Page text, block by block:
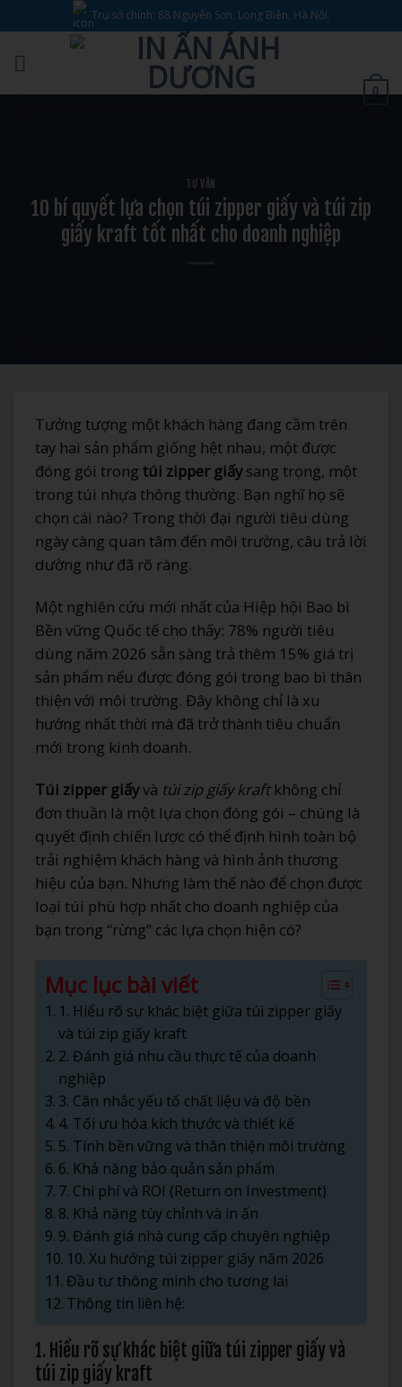
qua
nội
dung
Trụ sở chính: 88 Nguyễn Sơn, Long Biên, Hà Nội.
0
TƯ VẤN
10 bí quyết lựa chọn túi zipper giấy và túi zip
giấy kraft tốt nhất cho doanh nghiệp
Tưởng tượng một khách hàng đang cầm trên
tay hai sản phẩm giống hệt nhau, một được
đóng gói trong túi zipper giấysang trọng, một
trong túi nhựa thông thường. Bạn nghĩ họ sẽ
chọn cái nào? Trong thời đại người tiêu dùng
ngày càng quan tâm đến môi trường, câu trả lời
dường như đã rõ ràng.
Một nghiên cứu mới nhất của Hiệp hội Bao bì
Bền vững Quốc tế cho thấy: 78% người tiêu
dùng năm 2026 sẵn sàng trả thêm 15% giá trị
sản phẩm nếu được đóng gói trong bao bì thân
thiện với môi trường. Đây không chỉ là xu
hướng nhất thời mà đã trở thành tiêu chuẩn
mới trong kinh doanh.
Túi zipper giấyvà túi zip giấy kraftkhông chỉ
đơn thuần là một lựa chọn đóng gói – chúng là
quyết định chiến lược có thể định hình toàn bộ
trải nghiệm khách hàng và hình ảnh thương
hiệu của bạn. Nhưng làm thế nào để chọn được
loại túi phù hợp nhất cho doanh nghiệp của
bạn trong “rừng” các lựa chọn hiện có?
Mục lục bài viết
1. Hiểu rõ sự khác biệt giữa túi zipper giấy
và túi zip giấy kraft
2. Đánh giá nhu cầu thực tế của doanh
nghiệp
3. Cân nhắc yếu tố chất liệu và độ bền
4. Tối ưu hóa kích thước và thiết kế
5. Tính bền vững và thân thiện môi trường
6. Khả năng bảo quản sản phẩm
7. Chi phí và ROI (Return on Investment)
8. Khả năng tùy chỉnh và in ấn
9. Đánh giá nhà cung cấp chuyên nghiệp
10. Xu hướng túi zipper giấy năm 2026
Đầu tư thông minh cho tương lai
Thông tin liên hệ:
1. Hiểu rõ sự khác biệt giữa túi zipper giấy và
túi zip giấy kraft